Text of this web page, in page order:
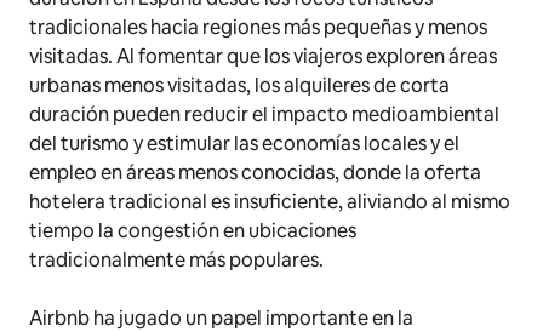
tradicionales hacia regiones más pequeñas y menos
visitadas. Al fomentar que los viajeros exploren áreas
urbanas menos visitadas, los alquileres de corta
duración pueden reducir el impacto medioambiental
del turismo y estimular las economías locales y el
empleo en áreas menos conocidas, donde la oferta
hotelera tradicional es insuficiente, aliviando al mismo
tiempo la congestión en ubicaciones
tradicionalmente más populares.
Airbnb ha jugado un papel importante en la